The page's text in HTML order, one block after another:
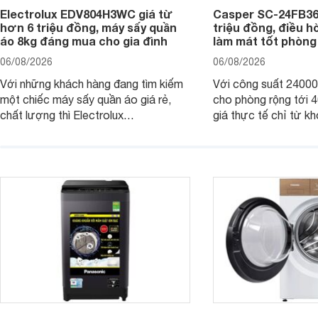
Electrolux EDV804H3WC giá từ
hơn 6 triệu đồng, máy sấy quần
áo 8kg đáng mua cho gia đình
06/08/2026
Với những khách hàng đang tìm kiếm
một chiếc máy sấy quần áo giá rẻ,
chất lượng thì Electrolux
Casper SC-
triệu đồng, điều
làm mát tốt phòng
06/08/2026
Với công suất
cho phòng rộng tới
giá thực tế chỉ từ
người tiêu dùng Việt.